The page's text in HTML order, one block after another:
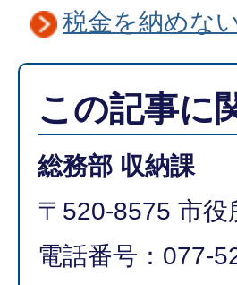
税金を納めな
この記事に
総務部 収納課
〒520-8575 市役
電話番号：077-